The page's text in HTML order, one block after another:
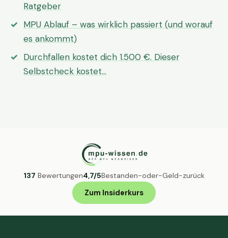
Ratgeber
MPU Ablauf – was wirklich passiert (und worauf
es ankommt)
Durchfallen kostet dich 1.500 €. Dieser
Selbstcheck kostet…
137 Bewertungen4,7/5Bestanden-oder-Geld-zurück
Zum Insiderkurs